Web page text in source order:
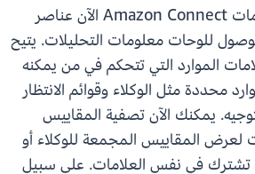
توفر لوحات معلومات Amazon Connect الآن عناصر
للوحات معلومات التحليلات. يتيح
الموارد التي تتحكم في من يمكنه
محددة مثل الوكلاء وقوائم الانتظار
يمكنك الآن تصفية المقاييس
لعرض المقاييس المجمعة للوكلاء أو
تشترك في نفس العلامات. على سبيل